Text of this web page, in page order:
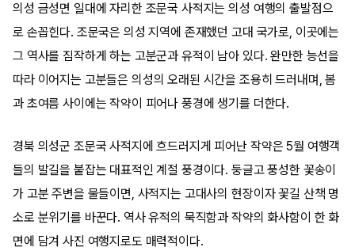
의성 금성면 일대에 자리한 조문국 사적지는 의성 여행의 출발점으
로 손꼽힌다. 조문국은 의성 지역에 존재했던 고대 국가로, 이곳에는
그 역사를 짐작하게 하는 고분군과 유적이 남아 있다. 완만한 능선을
따라 이어지는 고분들은 의성의 오래된 시간을 조용히 드러내며, 봄
과 초여름 사이에는 작약이 피어나 풍경에 생기를 더한다.
경북 의성군 조문국 사적지에 흐드러지게 피어난 작약은 5월 여행객
들의 발길을 붙잡는 대표적인 계절 풍경이다. 둥글고 풍성한 꽃송이
가 고분 주변을 물들이면, 사적지는 고대사의 현장이자 꽃길 산책 명
소로 분위기를 바꾼다. 역사 유적의 묵직함과 작약의 화사함이 한 화
면에 담겨 사진 여행지로도 매력적이다.